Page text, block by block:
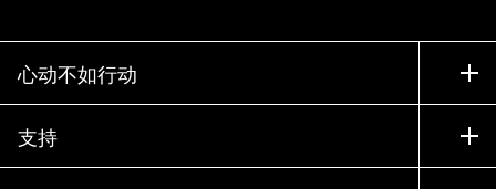
心动不如行动
如何购买
联系销售部门
支持